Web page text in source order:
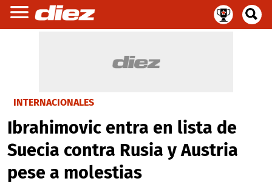
INTERNACIONALES
Ibrahimovic entra en lista de
Suecia contra Rusia y Austria
pese a molestias